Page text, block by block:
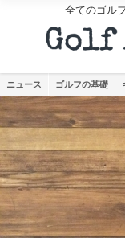
全てのゴル
ニュース ゴルフの基礎